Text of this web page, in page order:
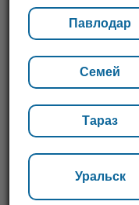
Павлодар
Семей
Тараз
Уральск